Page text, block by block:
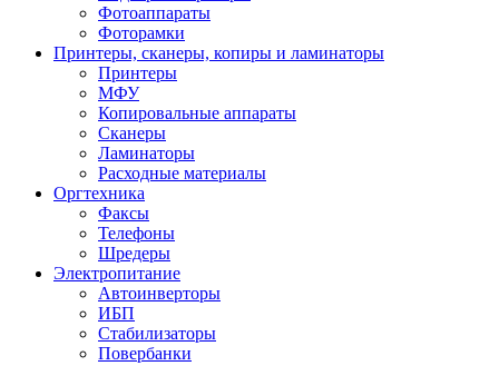
Фотоаппараты
Фоторамки
Принтеры, сканеры, копиры и ламинаторы
Принтеры
МФУ
Копировальные аппараты
Сканеры
Ламинаторы
Расходные материалы
Оргтехника
Факсы
Телефоны
Шредеры
Электропитание
Автоинверторы
ИБП
Стабилизаторы
Повербанки